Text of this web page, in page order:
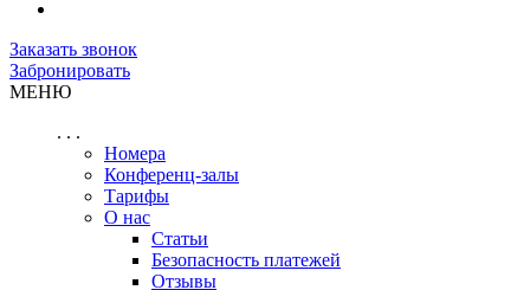
Заказать звонок
Забронировать
МЕНЮ
. . .
Номера
Конференц-залы
Тарифы
О нас
Статьи
Безопасность платежей
Отзывы